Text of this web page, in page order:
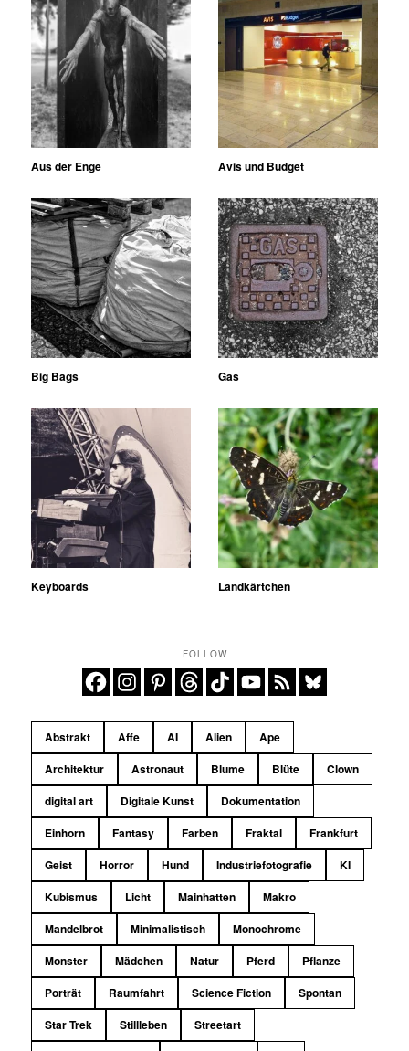
Aus der Enge Avis und Budget
Big Bags Gas
Keyboards Landkärtchen
FOLLOW
Abstrakt Affe AI Alien
Ape
Architektur
Astronaut Blume Blüte
Clown
digital art
Digitale Kunst
Dokumentation
Einhorn
Fantasy Farben Fraktal
Frankfurt
Geist
Horror Hund Industriefotografie
KI
Kubismus
Licht Mainhatten
Makro
Mandelbrot
Minimalistisch
Monochrome
Monster
Mädchen Natur Pferd
Pflanze
Porträt
Raumfahrt Science Fiction
Spontan
Star Trek
Stillleben
Streetart